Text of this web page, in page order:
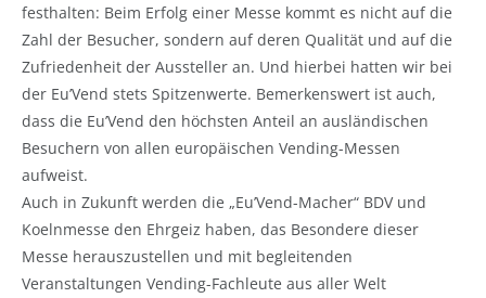
festhalten: Beim Erfolg einer Messe kommt es nicht auf die
Zahl der Besucher, sondern auf deren Qualität und auf die
Zufriedenheit der Aussteller an. Und hierbei hatten wir bei
der Eu’Vend stets Spitzenwerte. Bemerkenswert ist auch,
dass die Eu’Vend den höchsten Anteil an ausländischen
Besuchern von allen europäischen Vending-Messen
aufweist.
Auch in Zukunft werden die „Eu’Vend-Macher“ BDV und
Koelnmesse den Ehrgeiz haben, das Besondere dieser
Messe herauszustellen und mit begleitenden
Veranstaltungen Vending-Fachleute aus aller Welt